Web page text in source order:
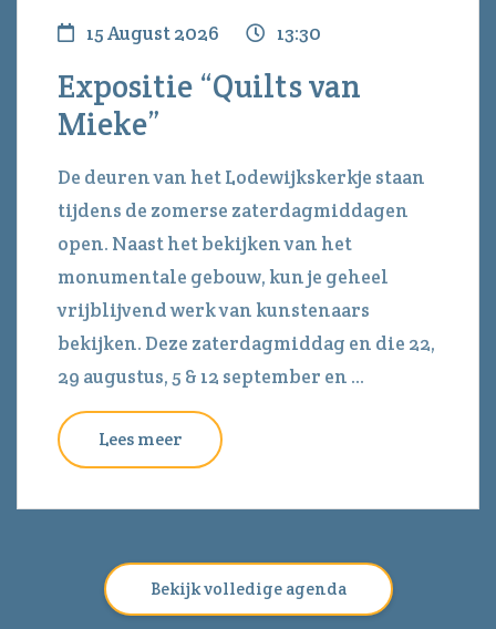
15 August 2026 13:30
Expositie “Quilts van
Mieke”
De deuren van het Lodewijkskerkje staan
tijdens de zomerse zaterdagmiddagen
open. Naast het bekijken van het
monumentale gebouw, kun je geheel
vrijblijvend werk van kunstenaars
bekijken. Deze zaterdagmiddag en die 22,
29 augustus, 5 & 12 september en ...
Lees meer
Bekijk volledige agenda